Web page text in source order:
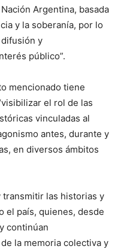
Argentina, basada
y la soberanía, por lo
y
público”.
mencionado tiene
el rol de las
vinculadas al
antes, durante y
en diversos ámbitos
transmitir las historias y
el país, quienes, desde
continúan
la memoria colectiva y